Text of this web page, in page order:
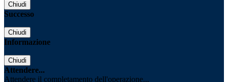
Chiudi
Successo
Chiudi
Informazione
Chiudi
Attendere...
Attendere il completamento dell'operazione...